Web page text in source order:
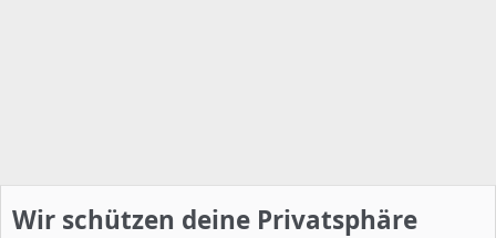
Wir schützen deine Privatsphäre